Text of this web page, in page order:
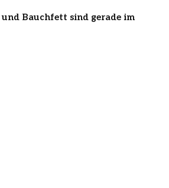
Bauchfett sind gerade im